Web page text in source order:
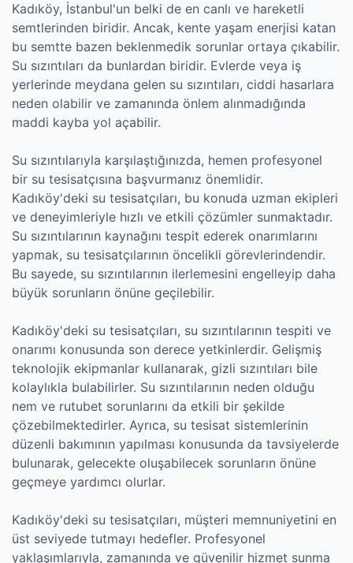
Kadıköy, İstanbul'un belki de en canlı ve hareketli
semtlerinden biridir. Ancak, kente yaşam enerjisi katan
bu semtte bazen beklenmedik sorunlar ortaya çıkabilir.
Su sızıntıları da bunlardan biridir. Evlerde veya iş
yerlerinde meydana gelen su sızıntıları, ciddi hasarlara
neden olabilir ve zamanında önlem alınmadığında
maddi kayba yol açabilir.
Su sızıntılarıyla karşılaştığınızda, hemen profesyonel
bir su tesisatçısına başvurmanız önemlidir.
Kadıköy'deki su tesisatçıları, bu konuda uzman ekipleri
ve deneyimleriyle hızlı ve etkili çözümler sunmaktadır.
Su sızıntılarının kaynağını tespit ederek onarımlarını
yapmak, su tesisatçılarının öncelikli görevlerindendir.
Bu sayede, su sızıntılarının ilerlemesini engelleyip daha
büyük sorunların önüne geçilebilir.
Kadıköy'deki su tesisatçıları, su sızıntılarının tespiti ve
onarımı konusunda son derece yetkinlerdir. Gelişmiş
teknolojik ekipmanlar kullanarak, gizli sızıntıları bile
kolaylıkla bulabilirler. Su sızıntılarının neden olduğu
nem ve rutubet sorunlarını da etkili bir şekilde
çözebilmektedirler. Ayrıca, su tesisat sistemlerinin
düzenli bakımının yapılması konusunda da tavsiyelerde
bulunarak, gelecekte oluşabilecek sorunların önüne
geçmeye yardımcı olurlar.
Kadıköy'deki su tesisatçıları, müşteri memnuniyetini en
üst seviyede tutmayı hedefler. Profesyonel
yaklaşımlarıyla, zamanında ve güvenilir hizmet sunma